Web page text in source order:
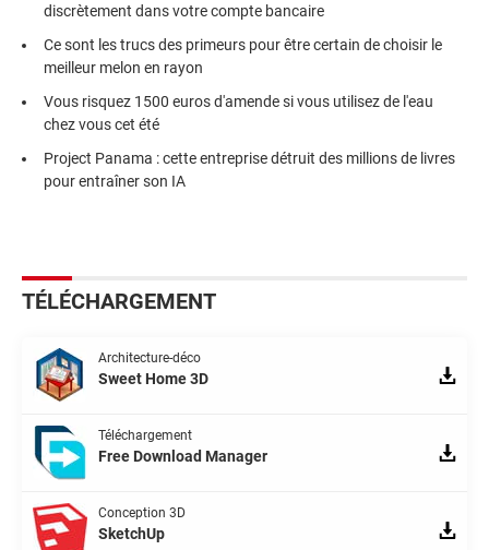
discrètement dans votre compte bancaire
Ce sont les trucs des primeurs pour être certain de choisir le
meilleur melon en rayon
Vous risquez 1500 euros d'amende si vous utilisez de l'eau
chez vous cet été
Project Panama : cette entreprise détruit des millions de livres
pour entraîner son IA
TÉLÉCHARGEMENT
Architecture-déco
Sweet Home 3D
Téléchargement
Free Download Manager
Conception 3D
SketchUp